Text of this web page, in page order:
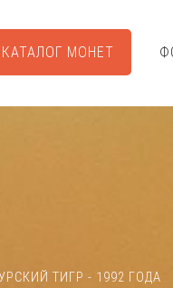
КАТАЛОГ МОНЕТ
ТИГР - 1992 ГОДА